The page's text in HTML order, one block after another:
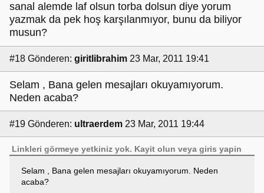
sanal alemde laf olsun torba dolsun diye yorum
yazmak da pek hoş karşılanmıyor, bunu da biliyor
musun?
#18 Gönderen: giritlibrahim 23 Mar, 2011 19:41
Selam , Bana gelen mesajları okuyamıyorum.
Neden acaba?
#19 Gönderen: ultraerdem 23 Mar, 2011 19:44
Linkleri görmeye yetkiniz yok. Kayit olun veyagiris yapin
Selam , Bana gelen mesajları okuyamıyorum. Neden
acaba?